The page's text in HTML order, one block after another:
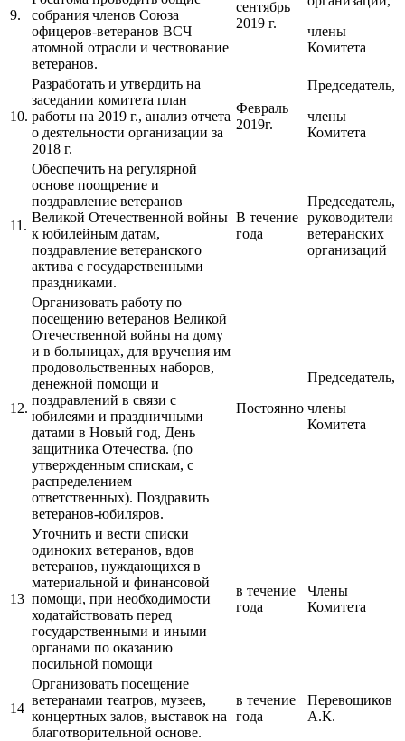
9.
собрания членов Союза
офицеров-ветеранов ВСЧ
атомной отрасли и чествование
ветеранов.
сентябрь
2019 г.
члены
Комитета
10.
Разработать и утвердить на
заседании комитета план
работы на 2019 г., анализ отчета
о деятельности организации за
2018 г.
Февраль
2019г.
Председатель,
члены
Комитета
11.
Обеспечить на регулярной
основе поощрение и
поздравление ветеранов
Великой Отечественной войны
к юбилейным датам,
поздравление ветеранского
актива с государственными
праздниками.
В течение
года
Председатель,
руководители
ветеранских
организаций
12.
Организовать работу по
посещению ветеранов Великой
Отечественной войны на дому
и в больницах, для вручения им
продовольственных наборов,
денежной помощи и
поздравлений в связи с
юбилеями и праздничными
датами в Новый год, День
защитника Отечества. (по
утвержденным спискам, с
распределением
ответственных). Поздравить
ветеранов-юбиляров.
Постоянно
Председатель,
члены
Комитета
13
Уточнить и вести списки
одиноких ветеранов, вдов
ветеранов, нуждающихся в
материальной и финансовой
помощи, при необходимости
ходатайствовать перед
государственными и иными
органами по оказанию
посильной помощи
в течение
года
Члены
Комитета
14
Организовать посещение
ветеранами театров, музеев,
концертных залов, выставок на
благотворительной основе.
в течение
года
Перевощиков
А.К.